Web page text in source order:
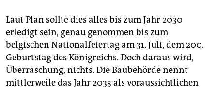
Laut Plan sollte dies alles bis zum Jahr 2030
erledigt sein, genau genommen bis zum
belgischen Nationalfeiertag am 31. Juli, dem 200.
Geburtstag des Königreichs. Doch daraus wird,
Überraschung, nichts. Die Baubehörde nennt
mittlerweile das Jahr 2035 als voraussichtlichen